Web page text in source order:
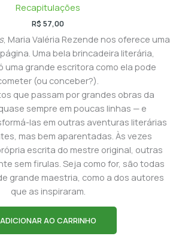
Recapitulações
R$ 57,00
, Maria Valéria Rezende nos oferece uma
Uma bela brincadeira literária,
uma grande escritora como ela pode
(ou conceber?).
que passam por grandes obras da
sempre em poucas linhas — e
las em outras aventuras literárias
mas bem aparentadas. Às vezes
escrita do mestre original, outras
sem firulas. Seja como for, são todas
grande maestria, como a dos autores
que as inspiraram.
ADICIONAR AO CARRINHO